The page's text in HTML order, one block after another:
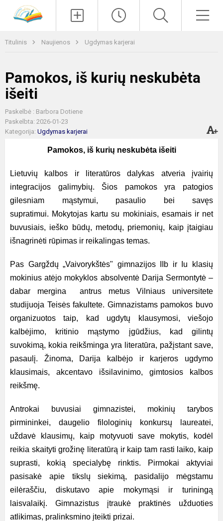
Titulinis Naujienos Ugdymas karjerai
Pamokos, iš kurių neskubėta
išeiti
Paskelbė : Barbora Dotiene
Paskelbta: 2026-01-23
Kategorija: Ugdymas karjerai
Pamokos, iš kurių neskubėta išeiti
Lietuvių kalbos ir literatūros dalykas atveria įvairių
integracijos galimybių. Šios pamokos yra patogios
gilesniam mąstymui, pasaulio bei savęs
supratimui. Mokytojas kartu su mokiniais, esamais ir net
buvusiais, ieško būdų, metodų, priemonių, kaip įtaigiau
išnagrinėti rūpimas ir reikalingas temas.
Pas Gargždų „Vaivorykštės" gimnazijos IIb ir Iu klasių
mokinius atėjo mokyklos absolventė Darija Sermontytė –
dabar mergina antrus metus Vilniaus universitete
studijuoja Teisės fakultete. Gimnazistams pamokos buvo
organizuotos taip, kad ugdytų klausymosi, viešojo
kalbėjimo, kritinio mąstymo įgūdžius, kad gilintų
suvokimą, kokia reikšminga yra literatūra, pažįstant save,
pasaulį. Žinoma, Darija kalbėjo ir karjeros ugdymo
klausimais, akcentavo išsilavinimo, gimtosios kalbos
reikšmę.
Antrokai buvusiai gimnazistei, mokinių tarybos
pirmininkei, daugelio filologinių konkursų laureatei,
uždavė klausimų, kaip motyvuoti save mokytis, kodėl
reikia skaityti grožinę literatūrą ir kaip tam rasti laiko, kaip
suprasti, kokią specialybę rinktis. Pirmokai aktyviai
pasisakė apie tikslų siekimą, pasidalijo mėgstamu
eilėraščiu, diskutavo apie mokymąsi ir turiningą
laisvalaikį. Gimnazistus įtraukė praktinės užduoties
atlikimas, pralinksmino įteikti prizai.